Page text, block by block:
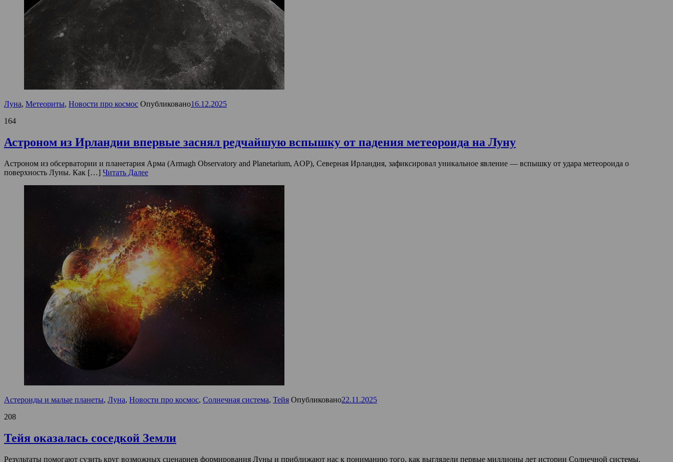
Луна, Метеориты, Новости про космос Опубликовано16.12.2025
164
Астроном из Ирландии впервые заснял редчайшую вспышку от падения метеороида на Луну
Астроном из обсерватории и планетария Арма (Armagh Observatory and Planetarium, AOP), Северная Ирландия, зафиксировал уникальное явление — вспышку от удара метеороида о
поверхность Луны. Как […] Читать Далее
Астероиды и малые планеты, Луна, Новости про космос, Солнечная система, Тейя Опубликовано22.11.2025
208
Тейя оказалась соседкой Земли
Результаты помогают сузить круг возможных сценариев формирования Луны и приближают нас к пониманию того, как выглядели первые миллионы лет истории Солнечной системы.